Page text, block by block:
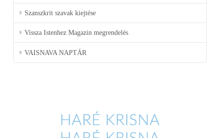
Szanszkrit szavak kiejtése
Vissza Istenhez Magazin megrendelés
VAISNAVA NAPTÁR